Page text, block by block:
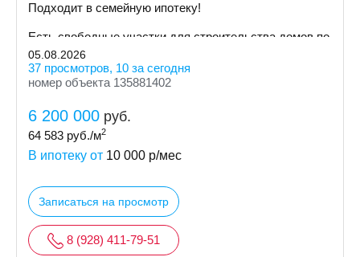
Пoдxодит в сeмeйную ипoтeку!
Ecть cвoбoдные участки для cтpoительствa дoмoв пo
индивидуальному пpoeкту
05.08.2026
37 просмотров, 10 за сегодня
номер объекта 135881402
6 200 000 руб.
64 583 руб./м2
В ипотеку от 10 000 р/мес
Записаться на просмотр
8 (928) 411-79-51